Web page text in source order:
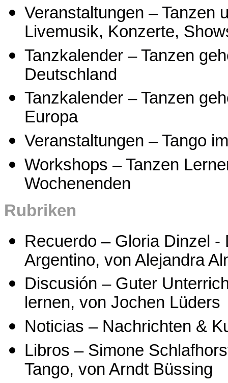
Veranstaltungen – Tanzen
Livemusik, Konzerte,
Tanzkalender – Tanzen
Deutschland
Tanzkalender – Tanzen
Europa
Veranstaltungen – Tango
Workshops – Tanzen
Wochenenden
Rubriken
Recuerdo – Gloria Dinzel -
Argentino, von Alejandra
Discusión – Guter
lernen, von Jochen Lüders
Noticias – Nachrichten &
Libros – Simone
Tango, von Arndt Büssing